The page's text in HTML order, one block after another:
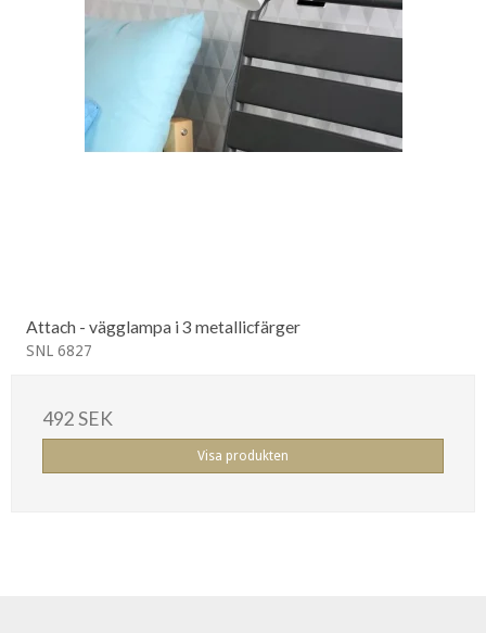
Attach - vägglampa i 3 metallicfärger
SNL 6827
492 SEK
Visa produkten